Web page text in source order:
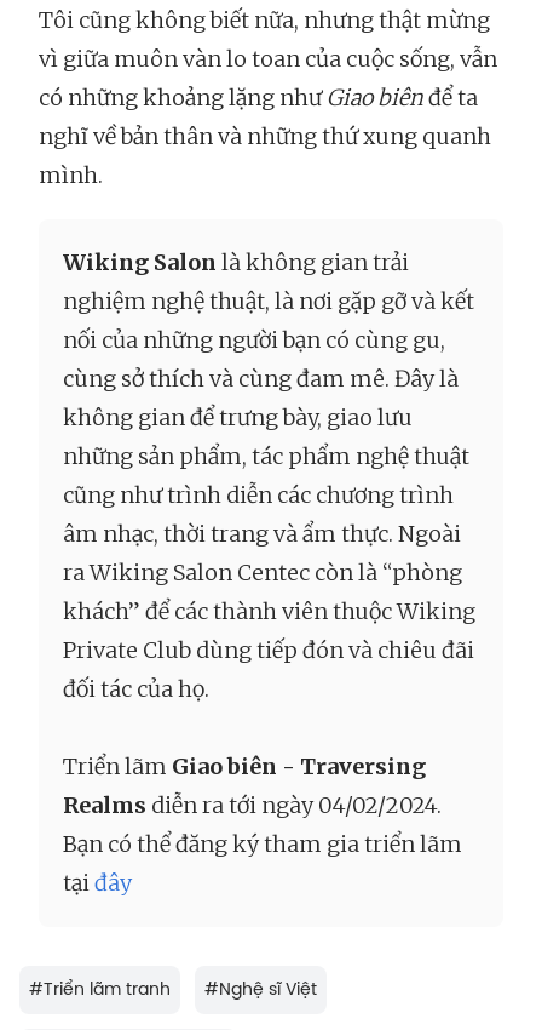
Tôi cũng không biết nữa, nhưng thật mừng
vì giữa muôn vàn lo toan của cuộc sống, vẫn
có những khoảng lặng nhưGiao biênđể ta
nghĩ về bản thân và những thứ xung quanh
mình.
Wiking Salon là không gian trải
nghiệm nghệ thuật, là nơi gặp gỡ và kết
nối của những người bạn có cùng gu,
cùng sở thích và cùng đam mê. Đây là
không gian để trưng bày, giao lưu
những sản phẩm, tác phẩm nghệ thuật
cũng như trình diễn các chương trình
âm nhạc, thời trang và ẩm thực. Ngoài
ra Wiking Salon Centec còn là “phòng
khách” để các thành viên thuộc Wiking
Private Club dùng tiếp đón và chiêu đãi
đối tác của họ.
Triển lãm Giao biên - Traversing
Realms diễn ra tới ngày 04/02/2024.
Bạn có thể đăng ký tham gia triển lãm
tạiđây
#Triển lãm tranh #Nghệ sĩ Việt